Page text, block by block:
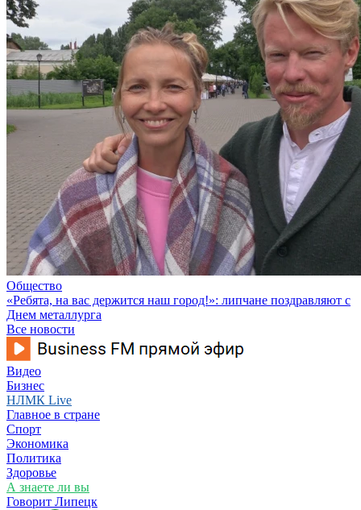
Общество
«Ребята, на вас держится наш город!»: липчане поздравляют с
Днем металлурга
Все новости
Видео
Бизнес
НЛМК Live
Главное в стране
Спорт
Экономика
Политика
Здоровье
А знаете ли вы
Говорит Липецк